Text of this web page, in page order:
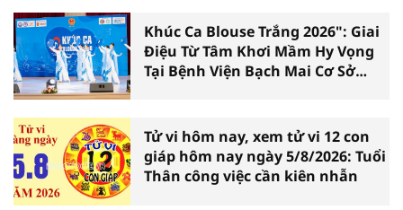
Khúc Ca Blouse Trắng 2026": Giai
Điệu Từ Tâm Khơi Mầm Hy Vọng
Tại Bệnh Viện Bạch Mai Cơ Sở
Tử vi hôm nay, xem tử vi 12 con
giáp hôm nay ngày 5/8/2026: Tuổi
Thân công việc cần kiên nhẫn